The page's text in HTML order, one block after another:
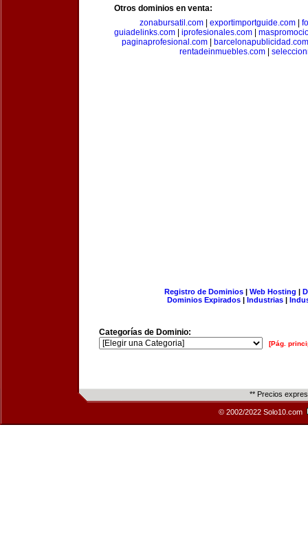
Otros dominios en venta:
zonabursatil.com
exportimportguide.com
guiadelinks.com
iprofesionales.com
paginaprofesional.com|
barcelonapublicidad.com
rentadeinmuebles.com|
Registro de Dominios| Web Hosting |
Dominios Expirados | Industrias |
Categorías de Dominio:
[Pág.
** Precios
© 2002/2022 Solo10.com